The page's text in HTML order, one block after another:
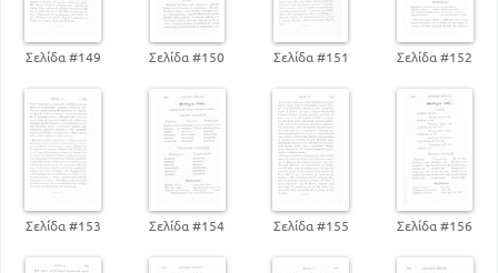
Σελίδα #149 Σελίδα #150 Σελίδα #151 Σελίδα #152
Σελίδα #153 Σελίδα #154 Σελίδα #155 Σελίδα #156